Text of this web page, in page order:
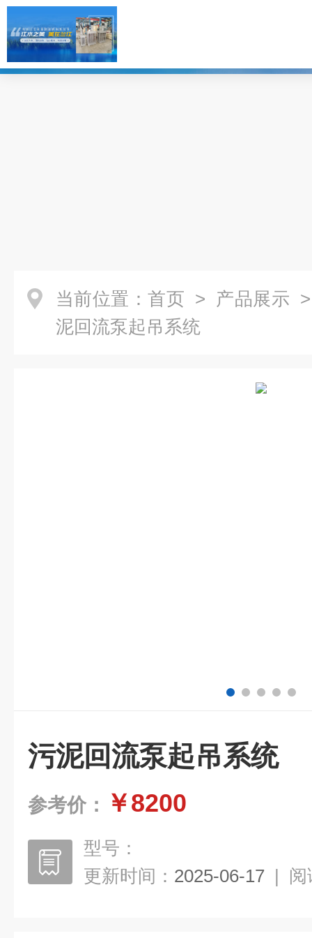
当前位置： 首页 > 产品展示
泥回流泵起吊系统
污泥回流泵起吊系统
参考价： ￥8200
型号：
更新时间： 2025-06-17 | 阅